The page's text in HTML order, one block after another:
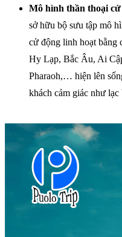
Mô hình thần thoại
sở hữu bộ sưu tập mô
cử động linh hoạt bằng
Hy Lạp, Bắc Âu, Ai
Pharaoh,… hiện lên
khách cảm giác như